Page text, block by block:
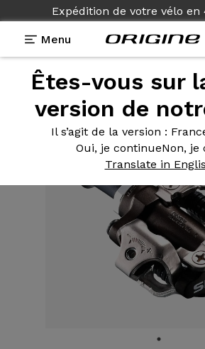
Expédition de votre vélo en
Menu
Êtes-vous sur
version de
Il s’agit de la version :
Oui, je continueNon, je
Translate in
Equipements>Pédales >M540